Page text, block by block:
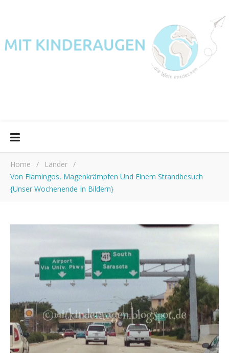
Home / Länder /
Von Flamingos, Magenkrämpfen Und Einem Strandbesuch
{Unser Wochenende In Bildern}